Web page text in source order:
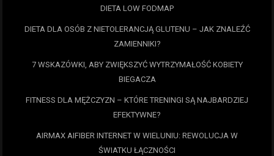
DIETA LOW FODMAP
DIETA DLA OSÓB Z NIETOLERANCJĄ GLUTENU – JAK ZNALEŹĆ
ZAMIENNIKI?
7 WSKAZÓWKI, ABY ZWIĘKSZYĆ WYTRZYMAŁOŚĆ KOBIETY
BIEGACZA
FITNESS DLA MĘŻCZYZN – KTÓRE TRENINGI SĄ NAJBARDZIEJ
EFEKTYWNE?
AIRMAX AIFIBER INTERNET W WIELUNIU: REWOLUCJA W
ŚWIATKU ŁĄCZNOŚCI